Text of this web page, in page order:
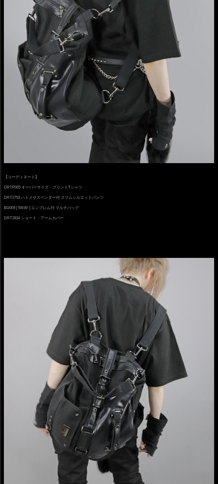
【コーディネート】
DRTP005 オーバーサイズ・プリントTシャツ
DRT2753 ハトメサスペンダー付 スリムシルエットパンツ
BG009 [ 5WAY ] エンブレム付 マルチバッグ
DRT2834 ショート・アームカバー